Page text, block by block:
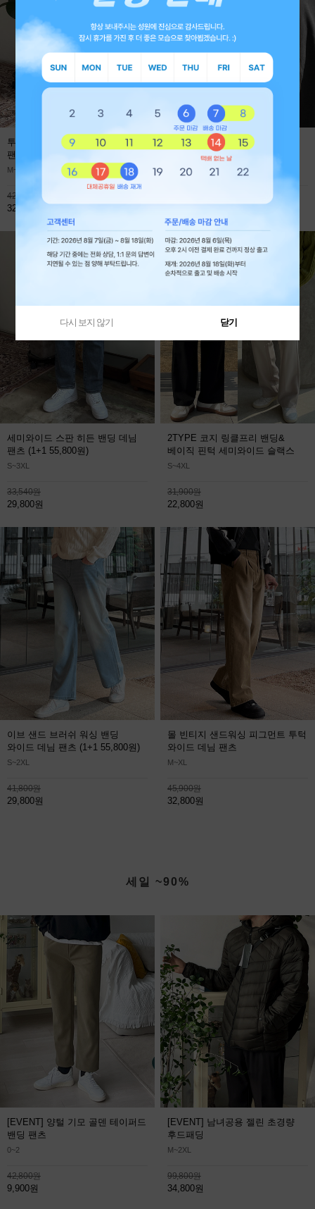
투턱 사계절 프리미엄 와이드 데님
팬츠
M~XL
42,800원
32,800원
에어로 쿨에버 절개 오버핏 긴팔
M~XL
세미와이드 스판 히든 밴딩 데님
팬츠 (1+1 55,800원)
S~3XL
33,540원
29,800원
2TYPE 코지 링클프리 밴딩&
베이직 핀턱 세미와이드 슬랙스
S~4XL
31,900원
22,800원
이브 샌드 브러쉬 워싱 밴딩
와이드 데님 팬츠 (1+1 55,800원)
S~2XL
41,800원
29,800원
몰 빈티지 샌드워싱 피그먼트 투턱
와이드 데님 팬츠
M~XL
45,900원
32,800원
세일 ~90%
[EVENT] 양털 기모 골덴 테이퍼드
밴딩 팬츠
0~2
42,800원
9,900원
[EVENT] 남녀공용 젤린 초경량
후드패딩
M~2XL
99,800원
34,800원
다시 보지 않기 닫기